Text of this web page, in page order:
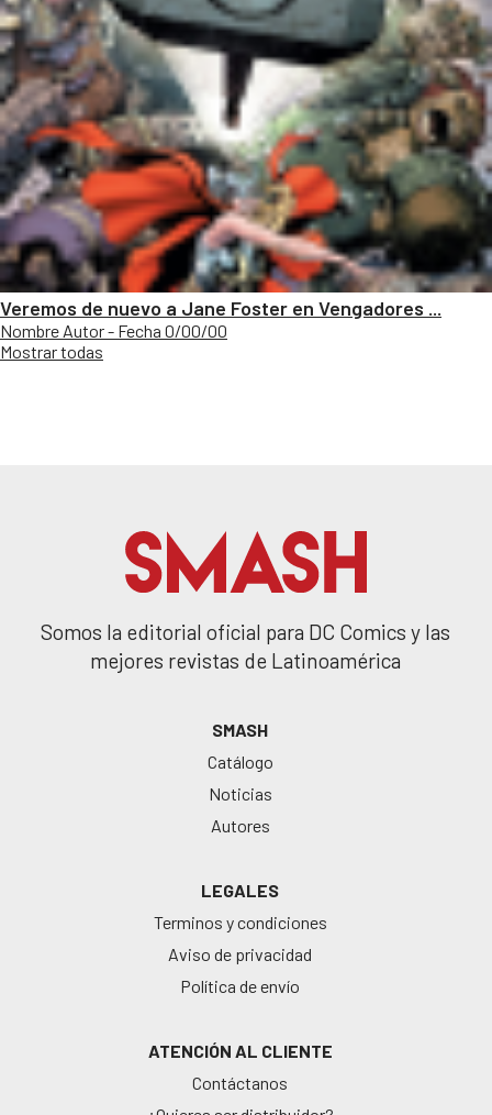
Veremos de nuevo a Jane Foster en Vengadores ...
Nombre Autor - Fecha 0/00/00
Mostrar todas
Somos la editorial oficial para DC Comics y las
mejores revistas de Latinoamérica
SMASH
Catálogo
Noticias
Autores
LEGALES
Terminos y condiciones
Aviso de privacidad
Política de envío
ATENCIÓN AL CLIENTE
Contáctanos